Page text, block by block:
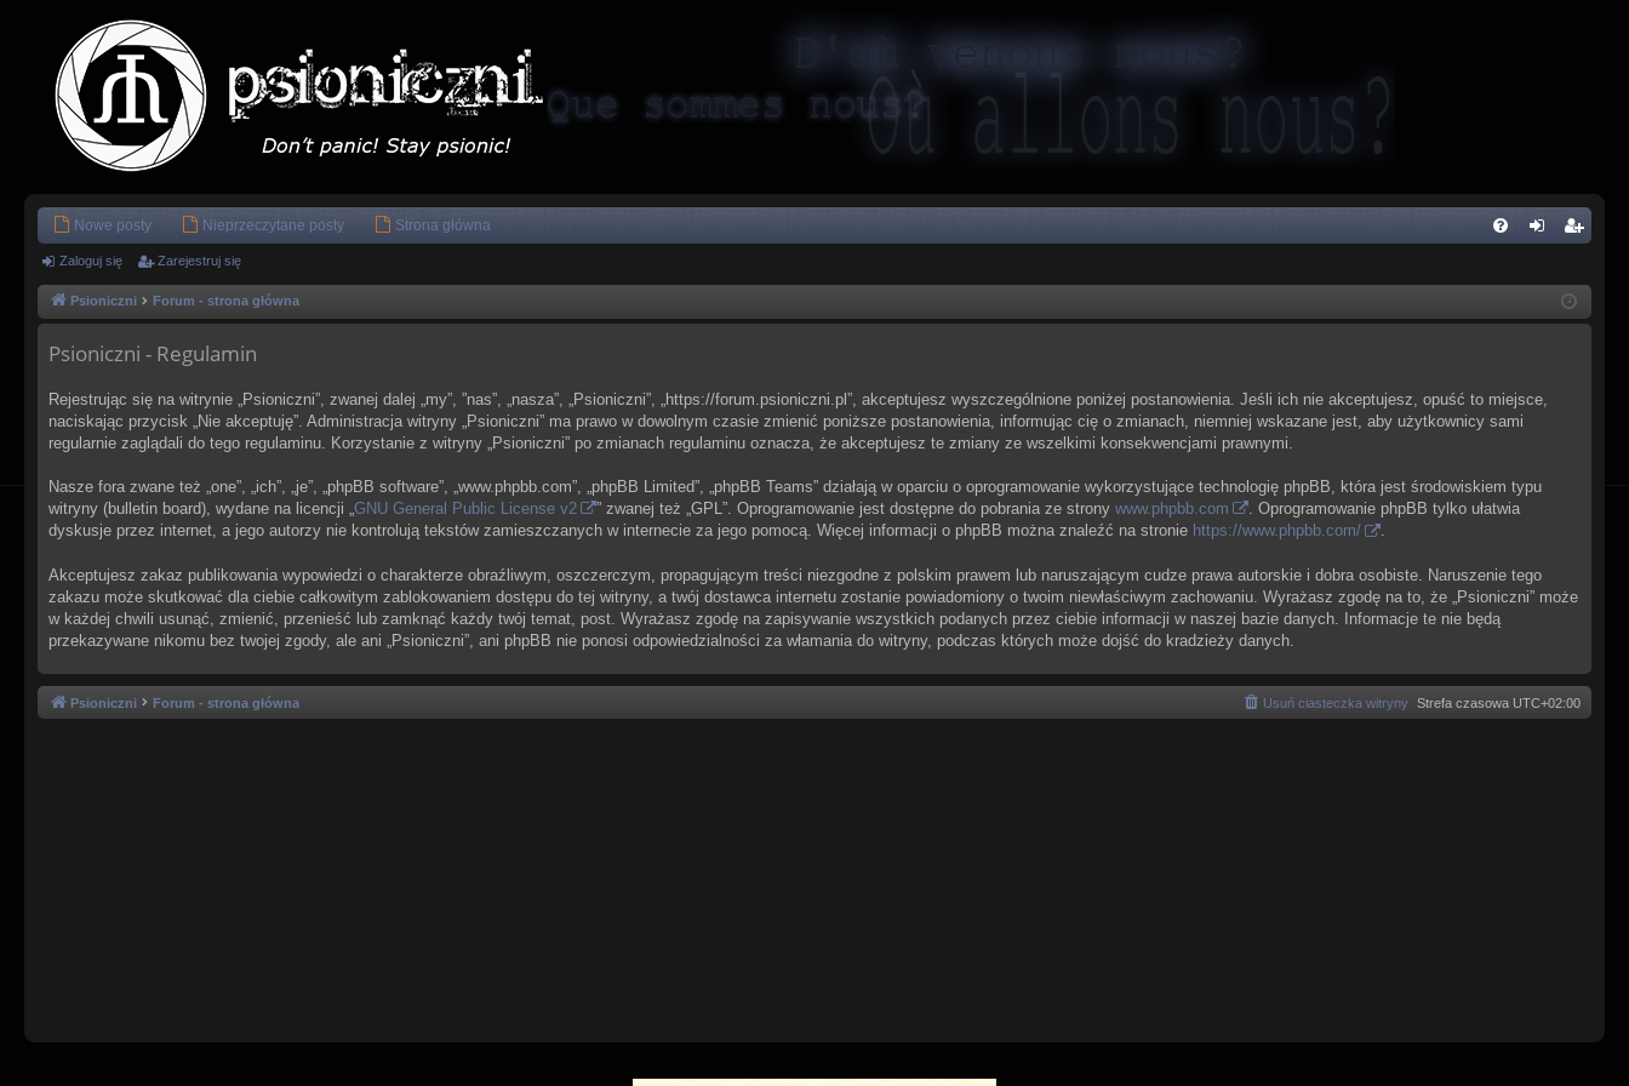
Nowe posty Nieprzeczytane posty Strona główna
ę
ej
Zaloguj się Zarejestruj się
Psioniczni Forum - strona główna
Psioniczni - Regulamin
Rejestrując się na witrynie „Psioniczni”, zwanej dalej „my”, ”nas”, „nasza”, „Psioniczni”, „https://forum.psioniczni.pl”, akceptujesz wyszczególnione poniżej postanowienia. Jeśli ich nie akceptujesz, opuść to miejsce,
naciskając przycisk „Nie akceptuję”. Administracja witryny „Psioniczni” ma prawo w dowolnym czasie zmienić poniższe postanowienia, informując cię o zmianach, niemniej wskazane jest, aby użytkownicy sami
regularnie zaglądali do tego regulaminu. Korzystanie z witryny „Psioniczni” po zmianach regulaminu oznacza, że akceptujesz te zmiany ze wszelkimi konsekwencjami prawnymi.
Nasze fora zwane też „one”, „ich”, „je”, „phpBB software”, „www.phpbb.com”, „phpBB Limited”, „phpBB Teams” działają w oparciu o oprogramowanie wykorzystujące technologię phpBB, która jest środowiskiem typu
witryny (bulletin board), wydane na licencji „ GNU General Public License v2 ” zwanej też „GPL”. Oprogramowanie jest dostępne do pobrania ze strony www.phpbb.com
. Oprogramowanie phpBB tylko ułatwia
dyskusje przez internet, a jego autorzy nie kontrolują tekstów zamieszczanych w internecie za jego pomocą. Więcej informacji o phpBB można znaleźć na stronie https://www.phpbb.com/ .
Akceptujesz zakaz publikowania wypowiedzi o charakterze obraźliwym, oszczerczym, propagującym treści niezgodne z polskim prawem lub naruszającym cudze prawa autorskie i dobra osobiste. Naruszenie tego
zakazu może skutkować dla ciebie całkowitym zablokowaniem dostępu do tej witryny, a twój dostawca internetu zostanie powiadomiony o twoim niewłaściwym zachowaniu. Wyrażasz zgodę na to, że „Psioniczni” może
w każdej chwili usunąć, zmienić, przenieść lub zamknąć każdy twój temat, post. Wyrażasz zgodę na zapisywanie wszystkich podanych przez ciebie informacji w naszej bazie danych. Informacje te nie będą
przekazywane nikomu bez twojej zgody, ale ani „Psioniczni”, ani phpBB nie ponosi odpowiedzialności za włamania do witryny, podczas których może dojść do kradzieży danych.
Psioniczni Forum - strona główna Strefa czasowa UTC+02:00
Usuń ciasteczka witryny